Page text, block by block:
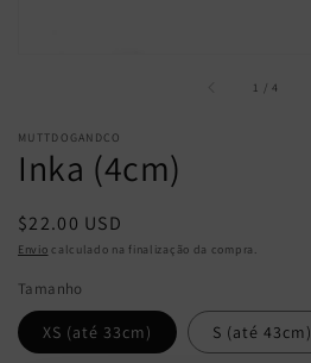
1 /de
4
MUTTDOGANDCO
Inka (4cm)
Preço
normal
$22.00 USD
Envio calculado na finalização da compra.
Tamanho
XS (até 33cm) S (até 43cm)